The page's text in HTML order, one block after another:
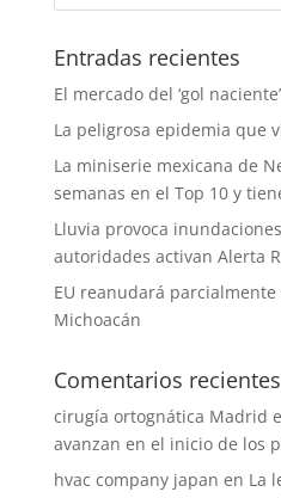
Entradas recientes
El mercado del ‘gol
La peligrosa epidemia que
La miniserie mexicana de
semanas en el Top 10 y
Lluvia provoca
autoridades activan Alerta
EU reanudará
Michoacán
Comentarios recientes
cirugía ortognática Madrid
avanzan en el inicio de los
hvac company japan en La